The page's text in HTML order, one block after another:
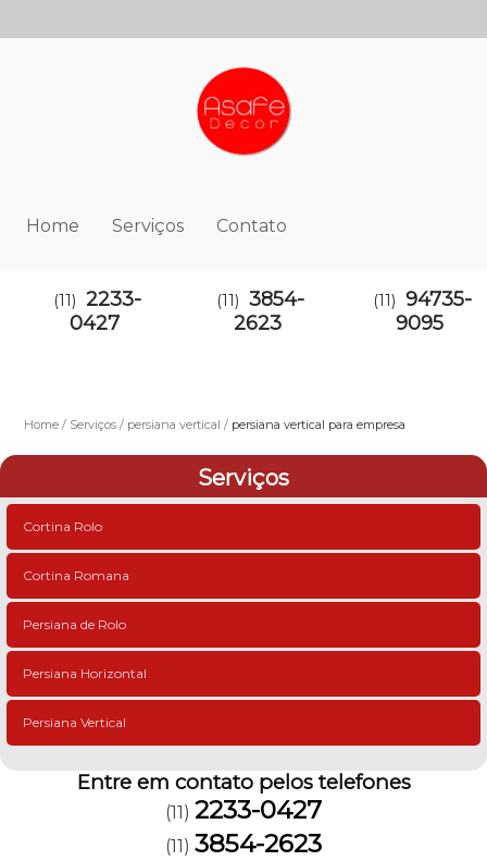
Home Serviços Contato
(11) 2233-
0427
(11) 3854-
2623
(11) 94735-
9095
Home Serviços persiana vertical persiana vertical para empresa
Serviços
Cortina Rolo
Cortina Romana
Persiana de Rolo
Persiana Horizontal
Persiana Vertical
Entre em contato pelos telefones
(11) 2233-0427
(11) 3854-2623